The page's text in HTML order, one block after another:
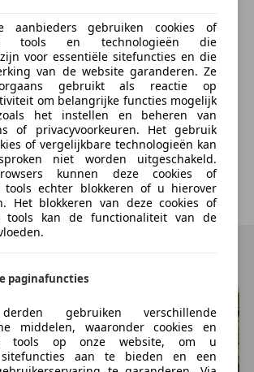
2
niet verrekenbaar voor
€ 51 - € 56per kwartaal
Ja
auto's Hoefakker 8 4264AH VEEN, NL
en accessoires
went wrong
something unexpected happened.
try again or refresh the page.
Try Again
aanbieders gebruiken cookies of
tools en technologieën die
voor essentiële sitefuncties en die
van de website garanderen. Ze
gebruikt als reactie op
om belangrijke functies mogelijk
het instellen en beheren van
of privacyvoorkeuren. Het gebruik
of vergelijkbare technologieën kan
niet worden uitgeschakeld.
kunnen deze cookies of
tools echter blokkeren of u hierover
Het blokkeren van deze cookies of
tools kan de functionaliteit van de
paginafuncties
gebruiken verschillende
middelen, waaronder cookies en
tools op onze website, om u
aan te bieden en een